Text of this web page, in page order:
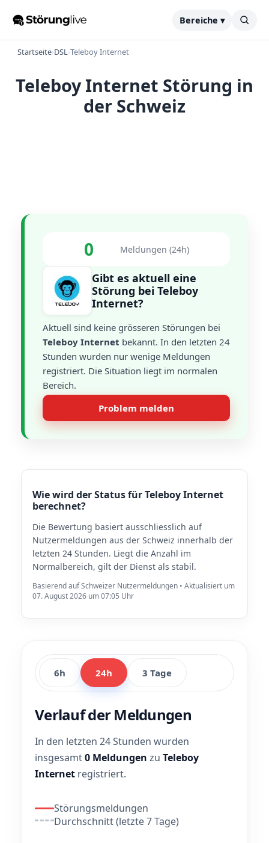
Bereiche ▾
Startseite›DSL›Teleboy Internet
Teleboy Internet Störung in
der Schweiz
0 Meldungen (24h)
Gibt es aktuell eine
Störung bei Teleboy
Internet?
Aktuell sind keine grösseren Störungen bei
Teleboy Internet bekannt. In den letzten 24
Stunden wurden nur wenige Meldungen
registriert. Die Situation liegt im normalen
Bereich.
Problem melden
Wie wird der Status für Teleboy Internet
berechnet?
Die Bewertung basiert ausschliesslich auf
Nutzermeldungen aus der Schweiz innerhalb der
letzten 24 Stunden. Liegt die Anzahl im
Normalbereich, gilt der Dienst als stabil.
Basierend auf Schweizer Nutzermeldungen • Aktualisiert um
07. August 2026 um 07:05 Uhr
6h 24h 3 Tage
Verlauf der Meldungen
In den letzten 24 Stunden wurden
insgesamt0 Meldungen zu Teleboy
Internet registriert.
Störungsmeldungen
Durchschnitt (letzte 7 Tage)